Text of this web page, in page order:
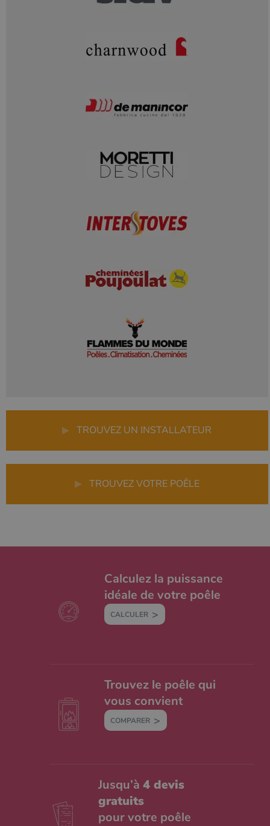
▶ TROUVEZ UN INSTALLATEUR
▶ TROUVEZ VOTRE POÊLE
Calculez la puissance
idéale de votre poêle
CALCULER
Trouvez le poêle qui
vous convient
COMPARER
Jusqu’à4 devis
gratuits
pour votre poêle